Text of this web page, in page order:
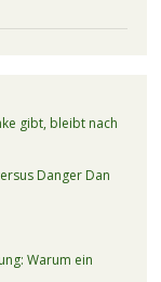
gibt, bleibt nach
Danger Dan
Warum ein